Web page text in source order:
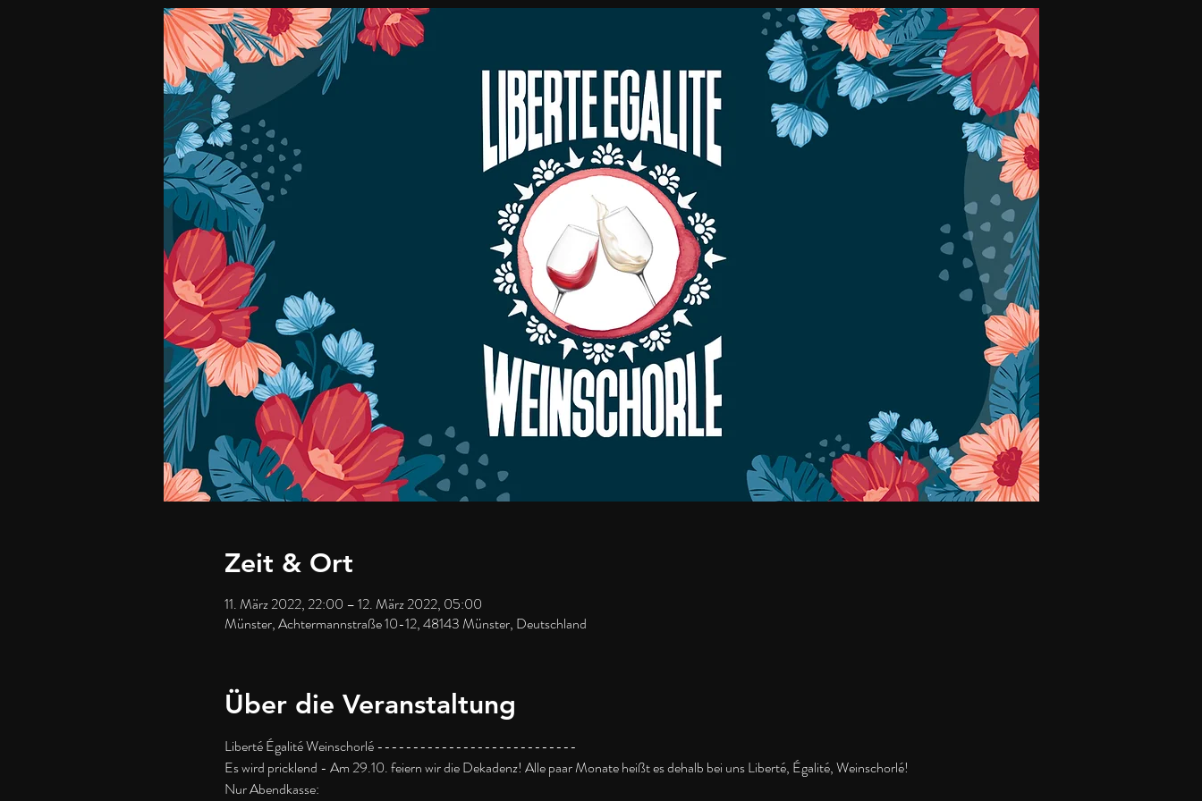
Zeit & Ort
11. März 2022, 22:00 – 12. März 2022, 05:00
Münster, Achtermannstraße 10-12, 48143 Münster, Deutschland
Über die Veranstaltung
Liberté Égalité Weinschorlé ----------------------------
Es wird pricklend - Am 29.10. feiern wir die Dekadenz! Alle paar Monate heißt es dehalb bei uns Liberté, Égalité, Weinschorlé!
Nur Abendkasse: